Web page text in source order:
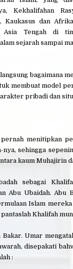
Kekhalifahan
Kaukasus dan
Tengah di
sejarah sampai
bagaimana
membuat model
pribadi dan
menitipkan
sehingga
kaum Muhajirin
sebagai
Abu Ubaidah. Abu
Islam
Khalifah
Umar
disepakati
: